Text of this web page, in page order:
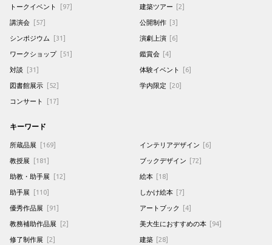
トークイベント [97]
講演会 [57]
シンポジウム [31]
ワークショップ [51]
対談 [31]
図書館展示 [52]
コンサート [17]
建築ツアー [2]
公開制作 [3]
演劇上演 [6]
鑑賞会 [4]
体験イベント [6]
学内限定 [20]
キーワード
所蔵品展 [169]
教授展 [181]
助教・助手展 [12]
助手展 [110]
優秀作品展 [91]
教務補助作品展 [2]
修了制作展 [2]
インテリアデザイン [6]
ブックデザイン [72]
絵本 [18]
しかけ絵本 [7]
アートブック [4]
美大生におすすめの本 [94]
建築 [28]